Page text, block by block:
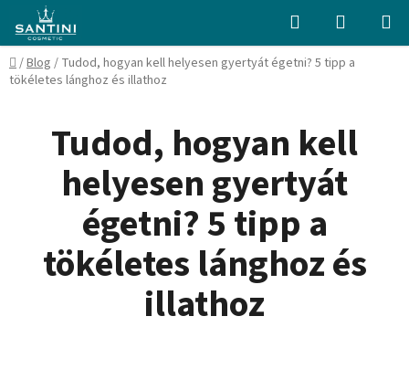
fő
tartalomhoz
Keresés KOSÁR
Kezdőlap
/Blog / Tudod, hogyan kell helyesen gyertyát égetni? 5 tipp a
tökéletes lánghoz és illathoz
Tudod, hogyan kell
helyesen gyertyát
égetni? 5 tipp a
tökéletes lánghoz és
illathoz